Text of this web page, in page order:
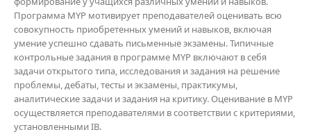
Программа MYP мотивирует преподавателей оценивать всю
совокупность приобретенных умений и навыков, включая
умение успешно сдавать письменные экзамены. Типичные
контрольные задания в программе MYP включают в себя
задачи открытого типа, исследования и задания на решение
проблемы, дебаты, тесты и экзамены, практикумы,
аналитические задачи и задания на критику. Оценивание в MYP
осуществляется преподавателями в соответствии с критериями,
установленными IB.